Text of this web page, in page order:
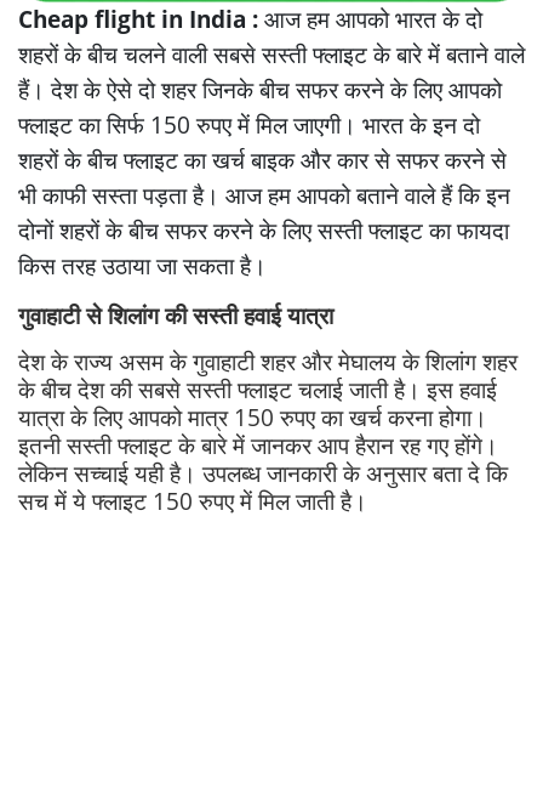
Cheap flight in India :आज हम आपको भारत के दो
शहरों के बीच चलने वाली सबसे सस्ती फ्लाइट के बारे में बताने वाले
हैं। देश के ऐसे दो शहर जिनके बीच सफर करने के लिए आपको
फ्लाइट का सिर्फ 150 रुपए में मिल जाएगी। भारत के इन दो
शहरों के बीच फ्लाइट का खर्च बाइक और कार से सफर करने से
भी काफी सस्ता पड़ता है। आज हम आपको बताने वाले हैं कि इन
दोनों शहरों के बीच सफर करने के लिए सस्ती फ्लाइट का फायदा
किस तरह उठाया जा सकता है।
गुवाहाटी से शिलांग की सस्ती हवाई यात्रा
देश के राज्य असम के गुवाहाटी शहर और मेघालय के शिलांग शहर
के बीच देश की सबसे सस्ती फ्लाइट चलाई जाती है। इस हवाई
यात्रा के लिए आपको मात्र 150 रुपए का खर्च करना होगा।
इतनी सस्ती फ्लाइट के बारे में जानकर आप हैरान रह गए होंगे।
लेकिन सच्चाई यही है। उपलब्ध जानकारी के अनुसार बता दे कि
सच में ये फ्लाइट 150 रुपए में मिल जाती है।